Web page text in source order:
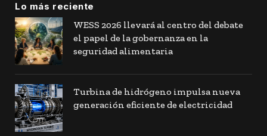
Lo más reciente
WESS 2026 llevará al centro del debate
el papel de la gobernanza en la
seguridad alimentaria
Turbina de hidrógeno impulsa nueva
generación eficiente de electricidad